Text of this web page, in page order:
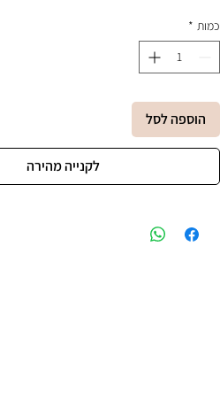
כמות *
הוספה לסל
לקנייה מהירה